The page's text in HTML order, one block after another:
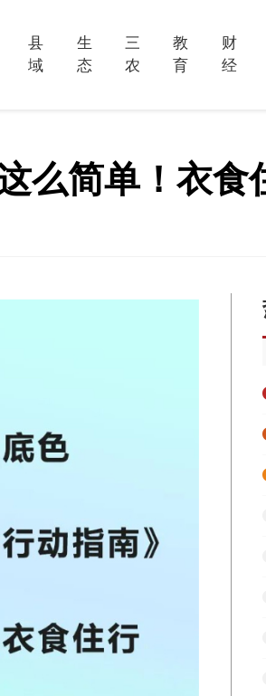
县
域
生
态
三
农
教
育
财
经
么简单！衣